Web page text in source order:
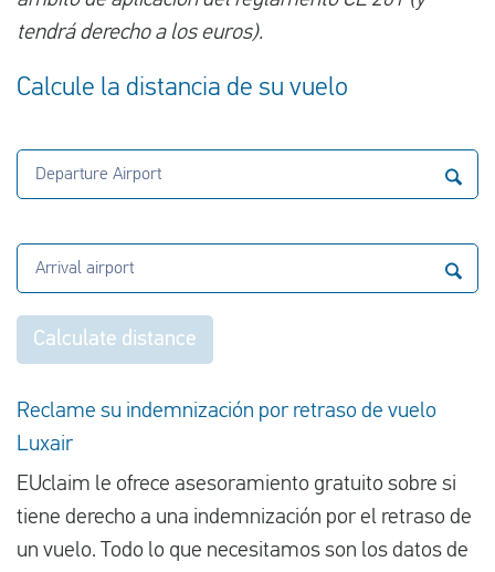
tendrá derecho a los euros).
Calcule la distancia de su vuelo
Departure Airport
Arrival airport
Calculate distance
Reclame su indemnización por retraso de vuelo
Luxair
EUclaim le ofrece asesoramiento gratuito sobre si
tiene derecho a una indemnización por el retraso de
un vuelo. Todo lo que necesitamos son los datos de